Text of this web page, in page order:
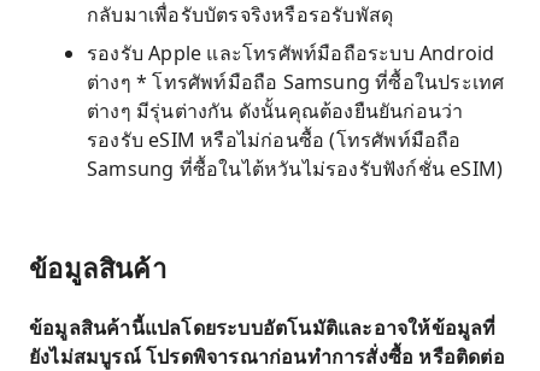
กลับมาเพื่อรับบัตรจริงหรือรอรับพัสดุ
รองรับ Apple และโทรศัพท์มือถือระบบ Android
ต่างๆ * โทรศัพท์มือถือ Samsung ที่ซื้อในประเทศ
ต่างๆ มีรุ่นต่างกัน ดังนั้นคุณต้องยืนยันก่อนว่า
รองรับ eSIM หรือไม่ก่อนซื้อ (โทรศัพท์มือถือ
Samsung ที่ซื้อในไต้หวันไม่รองรับฟังก์ชั่น eSIM)
ข้อมูลสินค้า
ข้อมูลสินค้านี้แปลโดยระบบอัตโนมัติและอาจให้ข้อมูลที่
ยังไม่สมบูรณ์ โปรดพิจารณาก่อนทำการสั่งซื้อ หรือติดต่อ